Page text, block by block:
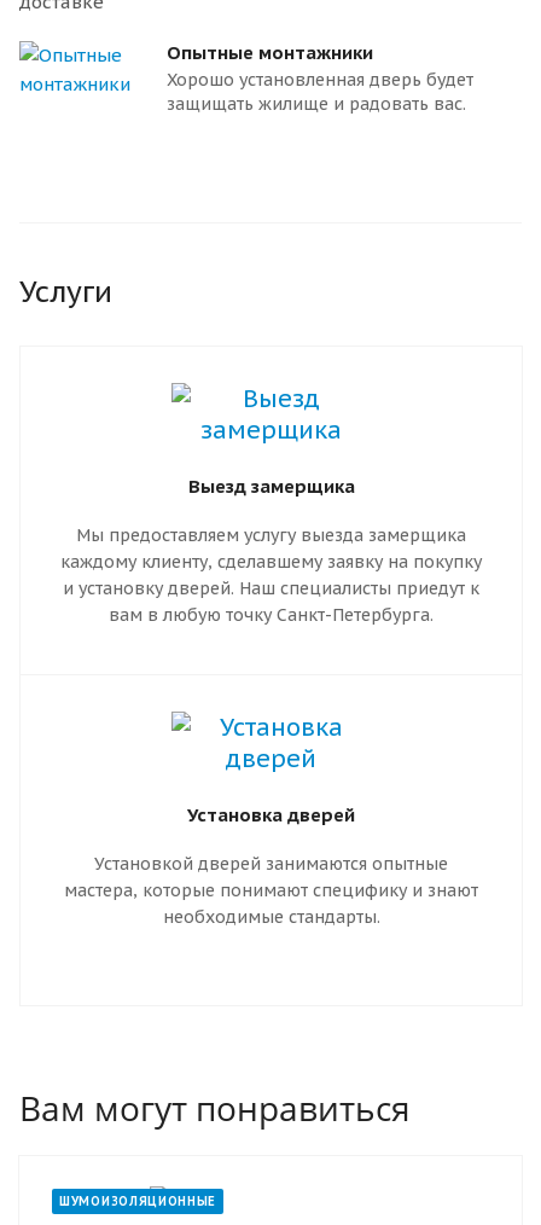
Опытные монтажники
Хорошо установленная дверь будет
защищать жилище и радовать вас.
Услуги
Выезд замерщика
Мы предоставляем услугу выезда замерщика
каждому клиенту, сделавшему заявку на покупку
и установку дверей. Наш специалисты приедут к
вам в любую точку Санкт-Петербурга.
Установка дверей
Установкой дверей занимаются опытные
мастера, которые понимают специфику и знают
необходимые стандарты.
эксплуатации.
Вам могут понравиться
ШУМОИЗОЛЯЦИОННЫЕ